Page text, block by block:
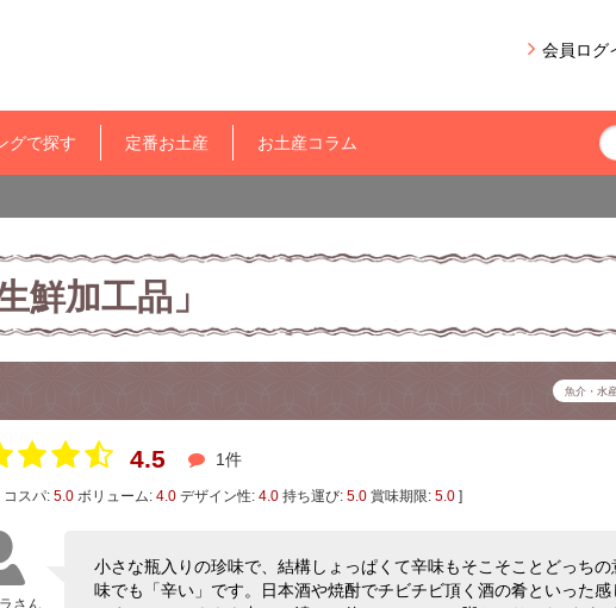
会員ログ
グで探す 定番お土産 お土産コラム
加工品」
魚介・水
4.5 1件
コスパ: 5.0 ボリューム: 4.0 デザイン性: 4.0 持ち運び: 5.0 賞味期限: 5.0 ]
さん
小さな瓶入りの珍味で、結構しょっぱくて辛味もそこそことどっちの
味でも「辛い」です。日本酒や焼酎でチビチビ頂く酒の肴といった感